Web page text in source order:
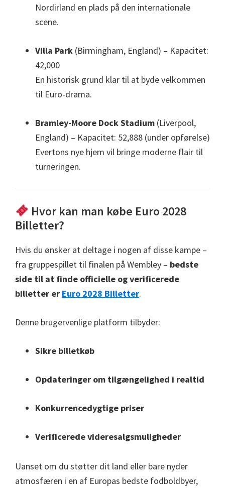
Nordirland en plads på den internationale
scene.
Villa Park (Birmingham, England) – Kapacitet:
42,000
En historisk grund klar til at byde velkommen
til Euro-drama.
Bramley-Moore Dock Stadium (Liverpool,
England) – Kapacitet: 52,888 (under opførelse)
Evertons nye hjem vil bringe moderne flair til
turneringen.
Hvor kan man købe Euro 2028
Billetter?
Hvis du ønsker at deltage i nogen af ​​disse kampe –
fra gruppespillet til finalen på Wembley – bedste
side til at finde officielle og verificerede
billetter er Euro 2028 Billetter.
Denne brugervenlige platform tilbyder:
Sikre billetkøb
Opdateringer om tilgængelighed i realtid
Konkurrencedygtige priser
Verificerede videresalgsmuligheder
Uanset om du støtter dit land eller bare nyder
atmosfæren i en af ​​Europas bedste fodboldbyer,